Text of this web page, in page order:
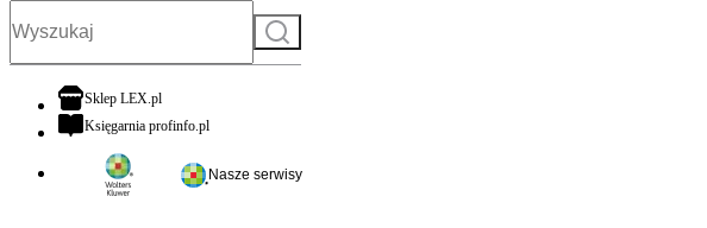
Szukaj
Sklep LEX.plotwiera się w nowej karcie
Księgarnia profinfo.plotwiera się w nowej karcie
Nasze serwisy